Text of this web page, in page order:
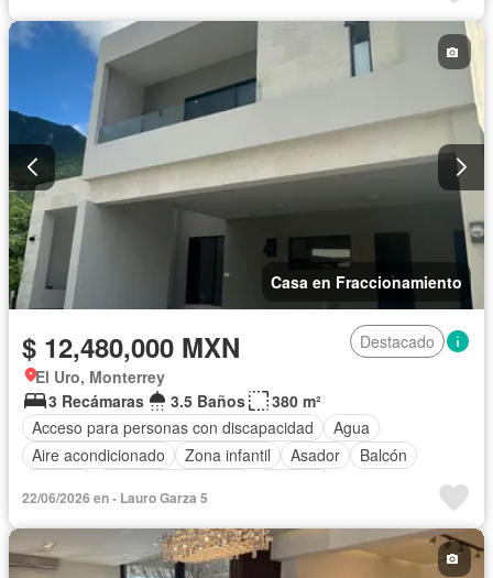
Electricidad
Estacionamiento Gas natural
Internet
Recámara con closet
Televisión por cable
Terraza
Zonas verdes
Parcialmente amueblado
Casa en Fraccionamiento
$ 12,480,000 MXN
Destacado
El Uro, Monterrey
3 Recámaras
3.5 Baños
380 m²
Acceso para personas con discapacidad
Agua
Aire acondicionado
Zona infantil Asador
Balcón
Cuarto de servicio
Electricidad
Gas natural
Internet Jardín Seguridad
Wifi
Sin amueblar
22/06/2026 en - Lauro Garza 5